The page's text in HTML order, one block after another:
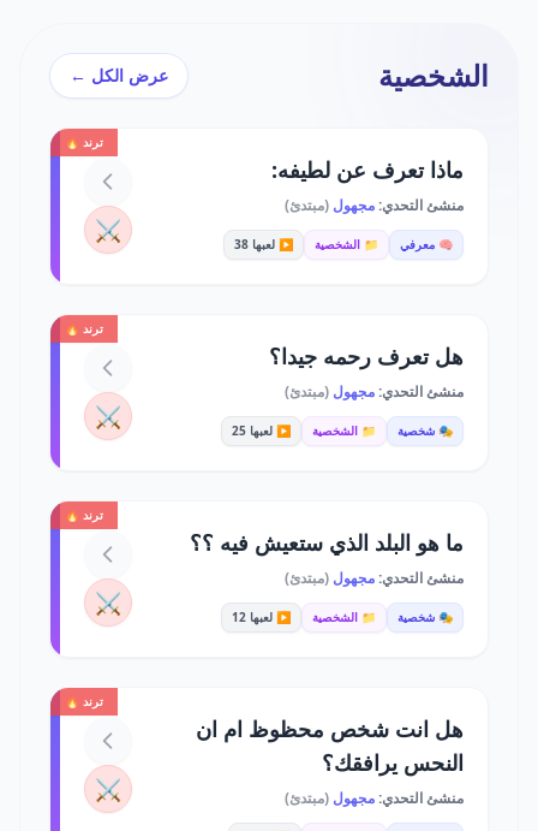
الشخصية عرض الكل ←
ترند 🔥
ماذا تعرف عن لطيفه:
منشئ التحدي:مجهول (مبتدئ)
🧠 معرفي 📁 الشخصية ▶️ لعبها 38 ⚔️
ترند 🔥
هل تعرف رحمه جيدا؟
منشئ التحدي:مجهول (مبتدئ)
🎭 شخصية 📁 الشخصية ▶️ لعبها 25 ⚔️
ترند 🔥
ما هو البلد الذي ستعيش فيه ؟؟
منشئ التحدي:مجهول (مبتدئ)
🎭 شخصية 📁 الشخصية ▶️ لعبها 12 ⚔️
ترند 🔥
هل انت شخص محظوظ ام ان
النحس يرافقك؟
منشئ التحدي:مجهول (مبتدئ) ⚔️